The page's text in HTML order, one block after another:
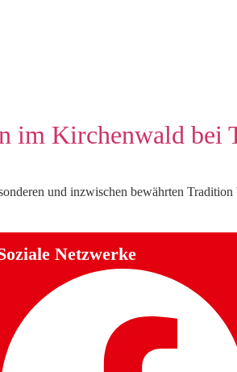
im Kirchenwald bei
und inzwischen bewährten Tradition
Netzwerke